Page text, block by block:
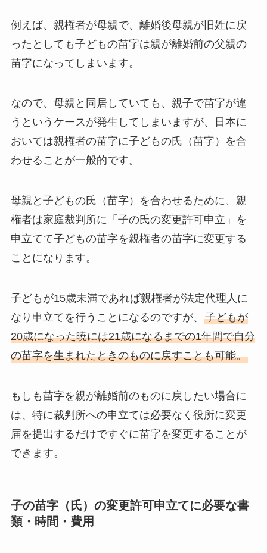
例えば、親権者が母親で、離婚後母親が旧姓に戻
ったとしても子どもの苗字は親が離婚前の父親の
苗字になってしまいます。
なので、母親と同居していても、親子で苗字が違
うというケースが発生してしまいますが、日本に
おいては親権者の苗字に子どもの氏（苗字）を合
わせることが一般的です。
母親と子どもの氏（苗字）を合わせるために、親
権者は家庭裁判所に「子の氏の変更許可申立」を
申立てて子どもの苗字を親権者の苗字に変更する
ことになります。
子どもが15歳未満であれば親権者が法定代理人に
なり申立てを行うことになるのですが、 子どもが
20歳になった暁には21歳になるまでの1年間で自分
の苗字を生まれたときのものに戻すことも可能。
もしも苗字を親が離婚前のものに戻したい場合に
は、特に裁判所への申立ては必要なく役所に変更
届を提出するだけですぐに苗字を変更することが
できます。
子の苗字（氏）の変更許可申立てに必要な書
類・時間・費用